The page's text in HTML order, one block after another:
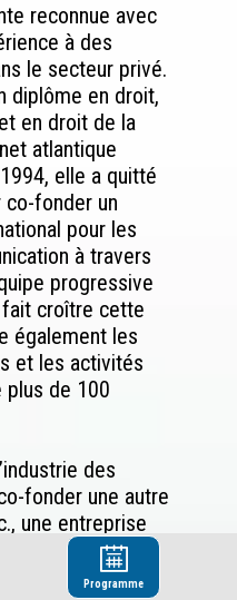
reconnue avec
à des
le secteur privé.
diplôme en droit,
en droit de la
atlantique
elle a quitté
fonder un
pour les
à travers
progressive
croître cette
également les
et les activités
plus de 100
des
fonder une autre
une entreprise
: créer et
travail productifs
Programme